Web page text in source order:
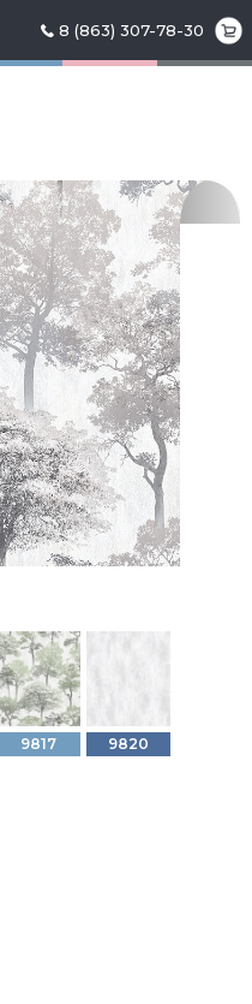
8 (863) 307-78-30
9817 9820